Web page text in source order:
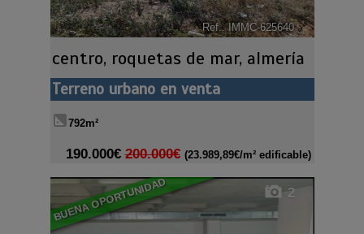
Ref.. IMMC-625640 🔗
centro, roquetas de mar, almería
Terreno urbano en venta
792m²
190.000€ 200.000€ (23.989,89€/m² edificable)
BUENA OPORTUNIDAD 2